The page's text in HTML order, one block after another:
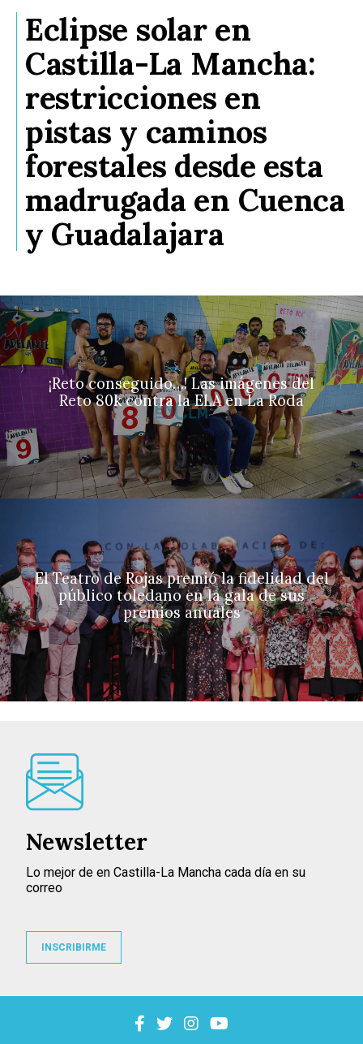
Eclipse solar en
Castilla-La Mancha:
restricciones en
pistas y caminos
forestales desde esta
madrugada en Cuenca
y Guadalajara
¡Reto conseguido…! Las imágenes del
Reto 80k contra la ELA en La Roda
El Teatro de Rojas premió la fidelidad del
público toledano en la gala de sus
premios anuales
Newsletter
Lo mejor de en Castilla-La Mancha cada día en su
correo
INSCRIBIRME